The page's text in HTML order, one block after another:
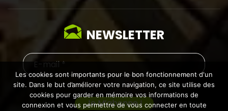
NEWSLETTER
Les cookies sont importants pour le bon fonctionnement d'un
site. Dans le but d’améliorer votre navigation, ce site utilise des
cookies pour garder en mémoire vos informations de
connexion et vous permettre de vous connecter en toute